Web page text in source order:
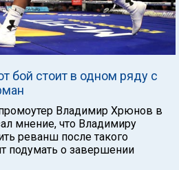
бой стоит в одном ряду с
Владимир Хрюнов в
мнение, что Владимиру
реванш после такого
подумать о завершении